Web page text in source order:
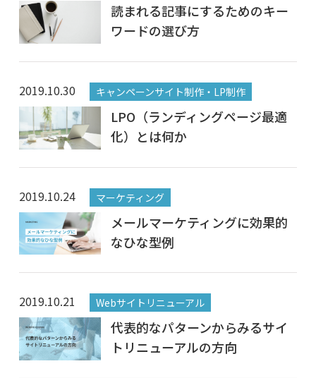
読まれる記事にするためのキー
ワードの選び方
2019.10.30 キャンペーンサイト制作・LP制作
LPO（ランディングページ最適
化）とは何か
2019.10.24 マーケティング
メールマーケティングに効果的
なひな型例
2019.10.21 Webサイトリニューアル
代表的なパターンからみるサイ
トリニューアルの方向